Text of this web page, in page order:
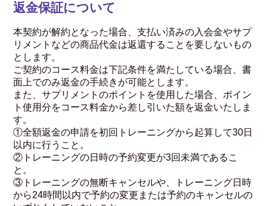
返金保証について
本契約が解約となった場合、支払い済みの入会金やサプ
リメントなどの商品代金は返還することを要しないもの
とします。
ご契約のコース料金は下記条件を満たしている場合、書
面上でのみ返金の手続きが可能とします。
また、サプリメントのポイントを使用した場合、ポイン
ト使用分をコース料金から差し引いた額を返金いたしま
す。
①全額返金の申請を初回トレーニングから起算して30日
以内に行うこと。
②トレーニングの日時の予約変更が3回未満であるこ
と。
③トレーニングの無断キャンセルや、トレーニング日時
から24時間以内で予約の変更または予約のキャンセルの